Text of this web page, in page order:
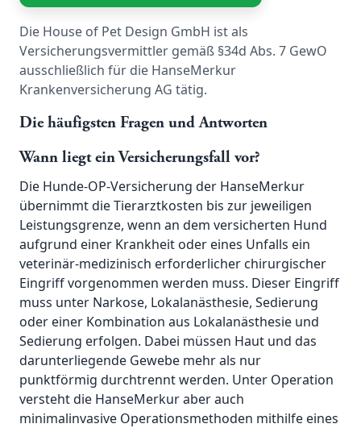
Die House of Pet Design GmbH ist als
Versicherungsvermittler gemäß §34d Abs. 7 GewO
ausschließlich für die HanseMerkur
Krankenversicherung AG tätig.
Die häufigsten Fragen und Antworten
Wann liegt ein Versicherungsfall vor?
Die Hunde-OP-Versicherung der HanseMerkur
übernimmt die Tierarztkosten bis zur jeweiligen
Leistungsgrenze, wenn an dem versicherten Hund
aufgrund einer Krankheit oder eines Unfalls ein
veterinär-medizinisch erforderlicher chirurgischer
Eingriff vorgenommen werden muss. Dieser Eingriff
muss unter Narkose, Lokalanästhesie, Sedierung
oder einer Kombination aus Lokalanästhesie und
Sedierung erfolgen. Dabei müssen Haut und das
darunterliegende Gewebe mehr als nur
punktförmig durchtrennt werden. Unter Operation
versteht die HanseMerkur aber auch
minimalinvasive Operationsmethoden mithilfe eines